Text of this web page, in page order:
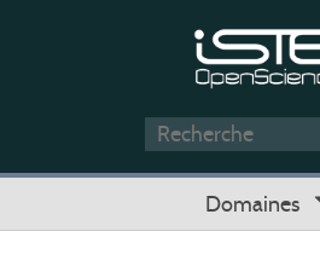
Domaines